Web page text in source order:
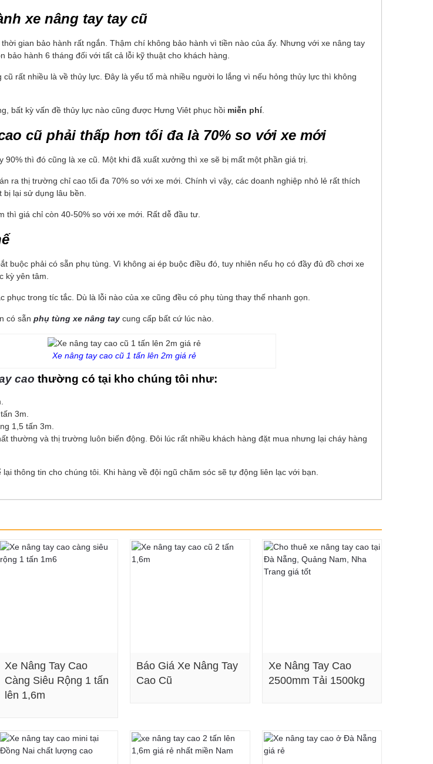
xe nâng tay tay cũ
gian bảo hành rất ngắn. Thậm chí không bảo hành vì tiền nào của ấy. Nhưng với xe nâng tay
bảo hành 6 tháng đối với tất cả lỗi kỹ thuật cho khách hàng.
rất nhiều là về thủy lực. Đây là yếu tố mà nhiều người lo lắng vì nếu hỏng thủy lực thì không
bất kỳ vấn đề thủy lực nào cũng được Hưng Viêt phục hồi miễn phí.
cũ phải thấp hơn tối đa là 70% so với xe mới
90% thì đó cũng là xe cũ. Một khi đã xuất xưởng thì xe sẽ bị mất một phần giá trị.
ra thị trường chỉ cao tối đa 70% so với xe mới. Chính vì vậy, các doanh nghiệp nhỏ lẻ rất thích
lại sử dụng lâu bền.
thì giá chỉ còn 40-50% so với xe mới. Rất dễ đầu tư.
buộc phải có sẵn phụ tùng. Vì không ai ép buộc điều đó, tuy nhiên nếu họ có đầy đủ đồ chơi xe
kỳ yên tâm.
phục trong tíc tắc. Dù là lỗi nào của xe cũng đều có phụ tùng thay thế nhanh gọn.
có sẵn phụ tùng xe nâng taycung cấp bất cứ lúc nào.
Xe nâng tay cao cũ 1 tấn lên 2m giá rẻ
cao thường có tại kho chúng tôi như:
3m.
1,5 tấn 3m.
thường và thị trường luôn biến động. Đôi lúc rất nhiều khách hàng đặt mua nhưng lại cháy hàng
thông tin cho chúng tôi. Khi hàng về đội ngũ chăm sóc sẽ tự động liên lạc với bạn.
Xe Nâng Tay Cao
Càng Siêu Rộng 1 tấn
lên 1,6m
Báo Giá Xe Nâng Tay
Cao Cũ
Xe Nâng Tay Cao
2500mm Tải 1500kg